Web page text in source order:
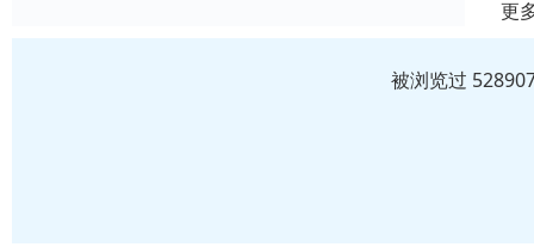
更
被浏览过